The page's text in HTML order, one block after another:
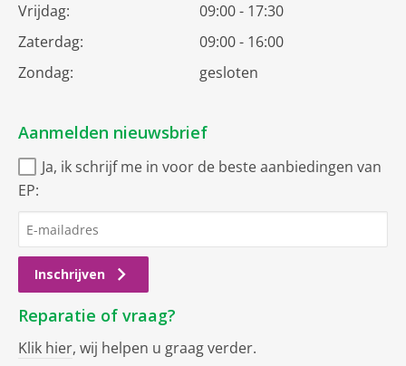
Vrijdag:
09:00 - 17:30
Zaterdag:
09:00 - 16:00
Zondag:
gesloten
Aanmelden nieuwsbrief
Ja, ik schrijf me in voor de beste aanbiedingen van
EP:
Inschrijven
Reparatie of vraag?
Klik hier, wij helpen u graag verder.